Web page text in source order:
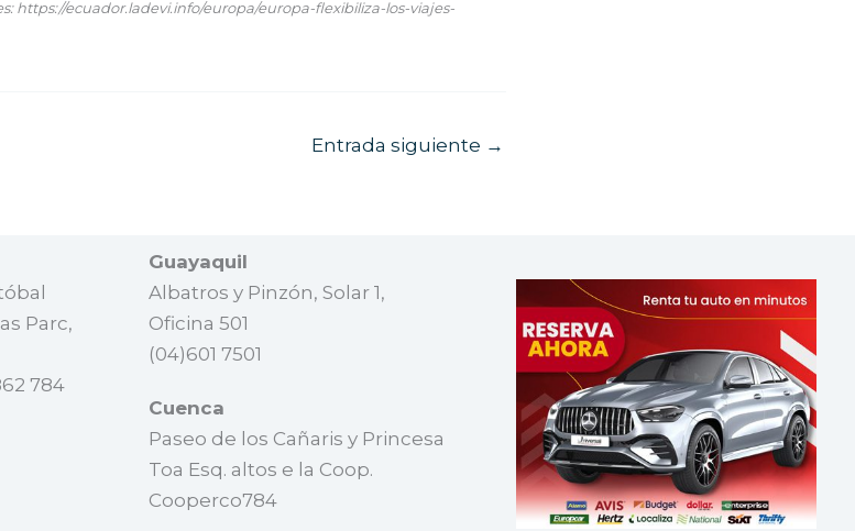
https://ecuador.ladevi.info/europa/europa-flexibiliza-los-viajes-
Entrada siguiente →
Parc,
784
Guayaquil
Albatros y Pinzón, Solar 1,
Oficina 501
(04)601 7501
Cuenca
Paseo de los Cañaris y Princesa
Toa Esq. altos e la Coop.
Cooperco784